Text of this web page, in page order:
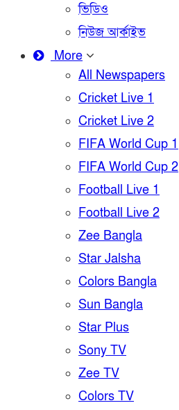
ভিডিও
নিউজ আর্কাইভ
More
All Newspapers
Cricket Live 1
Cricket Live 2
FIFA World Cup 1
FIFA World Cup 2
Football Live 1
Football Live 2
Zee Bangla
Star Jalsha
Colors Bangla
Sun Bangla
Star Plus
Sony TV
Zee TV
Colors TV